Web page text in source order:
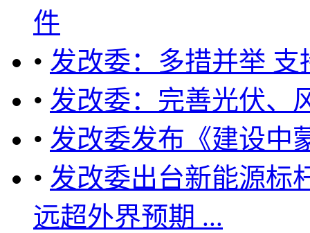
件
• 发改委：多措并举
• 发改委：完善光伏、
• 发改委发布《建设中
• 发改委出台新能源标
远超外界预期 ...